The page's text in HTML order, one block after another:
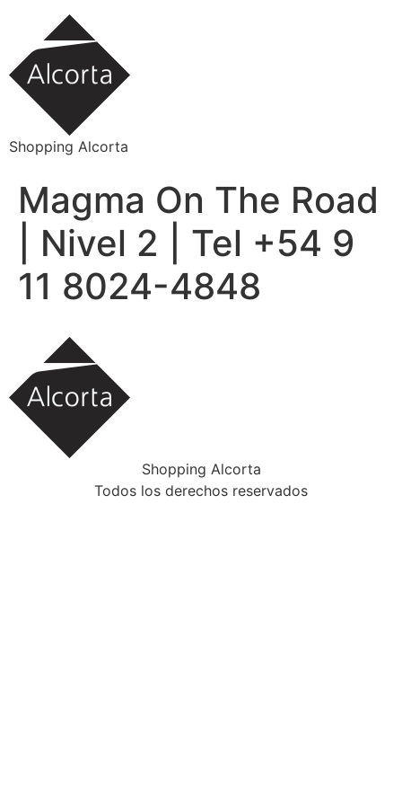
contenido
Shopping Alcorta
Magma On The Road
| Nivel 2 | Tel +54 9
11 8024-4848
Shopping Alcorta
Todos los derechos reservados